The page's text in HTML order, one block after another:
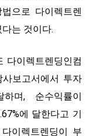
으로 다이렉트렌
는 것이다.
다이렉트렌딩인컴
보고서에서 투자
며, 순수익률이
에 달한다고 기
이렉트렌딩이 부